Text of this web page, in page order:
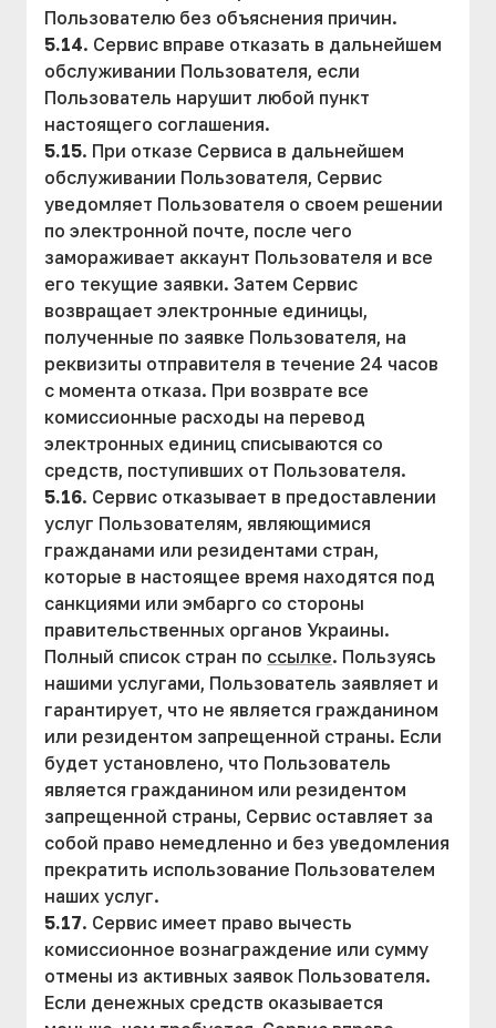
Пользователю без объяснения причин.
5.14. Сервис вправе отказать в дальнейшем
обслуживании Пользователя, если
Пользователь нарушит любой пункт
настоящего соглашения.
5.15. При отказе Сервиса в дальнейшем
обслуживании Пользователя, Сервис
уведомляет Пользователя о своем решении
по электронной почте, после чего
замораживает аккаунт Пользователя и все
его текущие заявки. Затем Сервис
возвращает электронные единицы,
полученные по заявке Пользователя, на
реквизиты отправителя в течение 24 часов
с момента отказа. При возврате все
комиссионные расходы на перевод
электронных единиц списываются со
средств, поступивших от Пользователя.
5.16. Сервис отказывает в предоставлении
услуг Пользователям, являющимися
гражданами или резидентами стран,
которые в настоящее время находятся под
санкциями или эмбарго со стороны
правительственных органов Украины.
Полный список стран по ссылке. Пользуясь
нашими услугами, Пользователь заявляет и
гарантирует, что не является гражданином
или резидентом запрещенной страны. Если
будет установлено, что Пользователь
является гражданином или резидентом
запрещенной страны, Сервис оставляет за
собой право немедленно и без уведомления
прекратить использование Пользователем
наших услуг.
5.17. Сервис имеет право вычесть
комиссионное вознаграждение или сумму
отмены из активных заявок Пользователя.
Если денежных средств оказывается